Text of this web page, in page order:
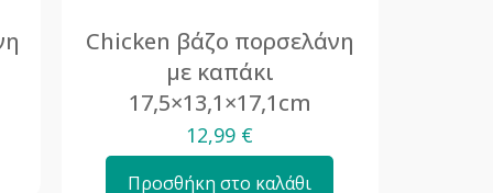
Chicken βάζο πορσελάνη
με καπάκι
17,5×13,1×17,1cm
12,99 €
Προσθήκη στο καλάθι